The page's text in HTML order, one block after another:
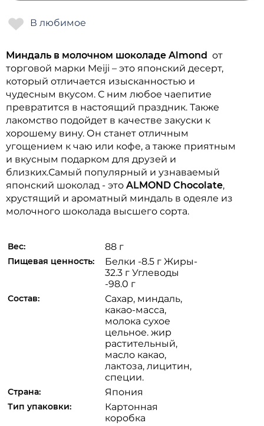
Миндаль в молочном шоколаде Almond от
торговой марки Meiji – это японский десерт,
который отличается изысканностью и
чудесным вкусом. С ним любое чаепитие
превратится в настоящий праздник. Также
лакомство подойдет в качестве закуски к
хорошему вину. Он станет отличным
угощением к чаю или кофе, а также приятным
и вкусным подарком для друзей и
близких.Самый популярный и узнаваемый
японский шоколад - это ALMOND Chocolate,
хрустящий и ароматный миндаль в одеяле из
молочного шоколада высшего сорта.
Вес: 88 г
Пищевая ценность:
Белки -8.5 г Жиры-
32.3 г Углеводы
-98.0 г
Состав:
Сахар, миндаль,
какао-масса,
молока сухое
цельное. жир
растительный,
масло какао,
лактоза, лицитин,
специи.
Страна: Япония
Тип упаковки:
Картонная
коробка